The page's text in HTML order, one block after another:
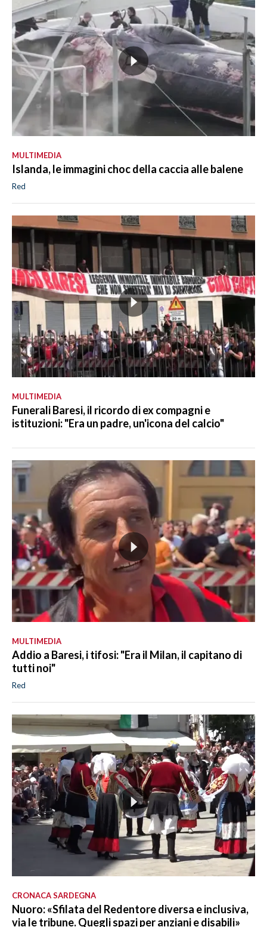
MULTIMEDIA
Islanda, le immagini choc della caccia alle balene
Red
MULTIMEDIA
Funerali Baresi, il ricordo di ex compagni e
istituzioni: "Era un padre, un'icona del calcio"
MULTIMEDIA
Addio a Baresi, i tifosi: "Era il Milan, il capitano di
tutti noi"
Red
CRONACA SARDEGNA
Nuoro: «Sfilata del Redentore diversa e inclusiva,
via le tribune. Quegli spazi per anziani e disabili»